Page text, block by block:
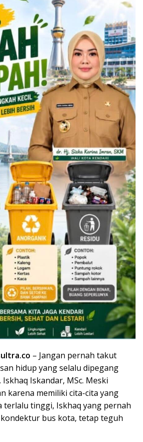
– Jangan pernah takut
hidup yang selalu dipegang
Iskandar, MSc. Meski
karena memiliki cita-cita yang
terlalu tinggi, Iskhaq yang pernah
bus kota, tetap teguh